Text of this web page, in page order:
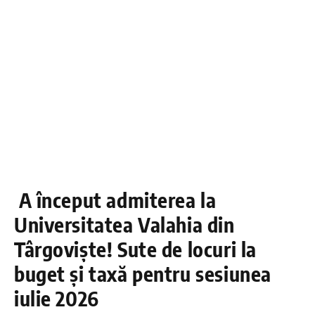
A început admiterea la
Universitatea Valahia din
Târgoviște! Sute de locuri la
buget și taxă pentru sesiunea
iulie 2026